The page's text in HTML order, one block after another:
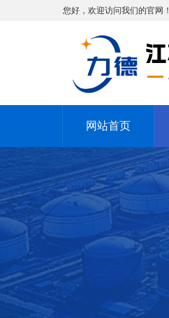
您好，欢迎访问我们的官网！
网站首页